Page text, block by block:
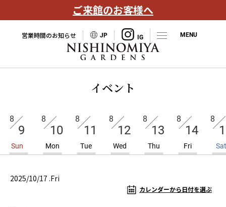
ご来館のお客様へ
営業時間のお知らせ JP
イベント
8
9
Sun
8
10
Mon
8
11
Tue
8
12
Wed
8
13
Thu
8
14
Fri
8
Sat
2025/10/17 .Fri
カレンダーから日付を選ぶ